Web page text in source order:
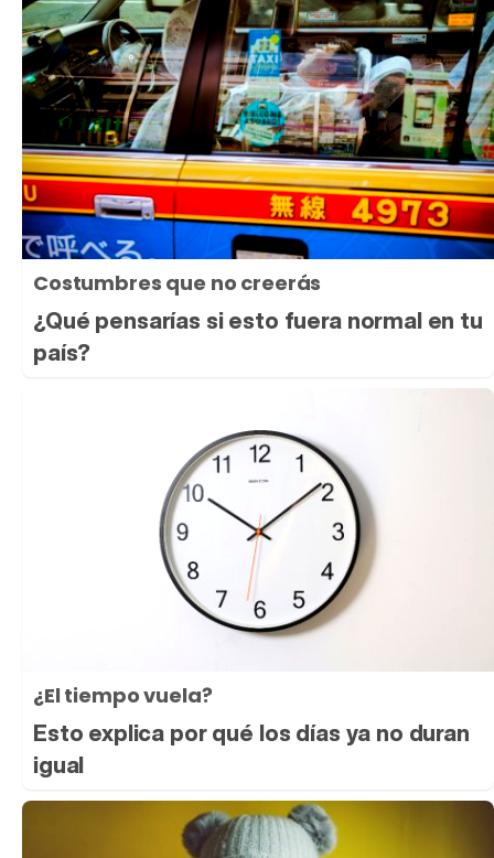
Costumbres que no creerás
¿Qué pensarías si esto fuera normal en tu
país?
¿El tiempo vuela?
Esto explica por qué los días ya no duran
igual